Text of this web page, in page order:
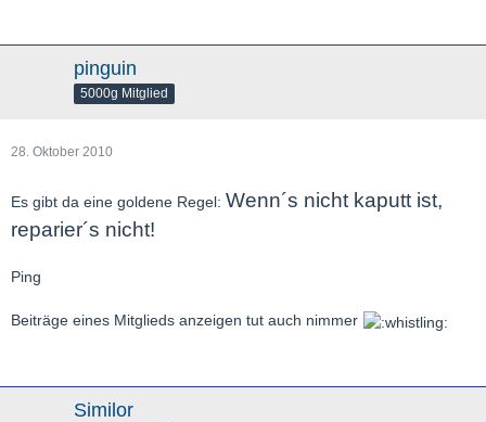
pinguin
5000g Mitglied
28. Oktober 2010
Es gibt da eine goldene Regel: Wenn´s nicht kaputt ist,
reparier´s nicht!
Ping
Beiträge eines Mitglieds anzeigen tut auch nimmer
Similor